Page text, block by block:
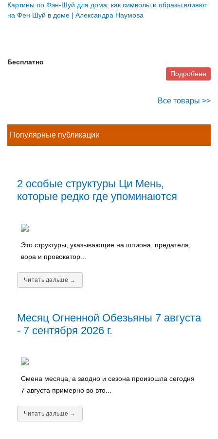
Картины по Фэн-Шуй для дома: как символы и образы влияют
на Фен Шуй в доме | Александра Наумова
Бесплатно
Подробнее
Все товары >>
Популярные публикации
2 особые структуры Ци Мень,
которые редко где упоминаются
Это структуры, указывающие на шпиона, предателя,
вора и провокатор...
Читать дальше →
Месяц Огненной Обезьяны 7 августа
- 7 сентября 2026 г.
Смена месяца, а заодно и сезона произошла сегодня
7 августа примерно во вто...
Читать дальше →